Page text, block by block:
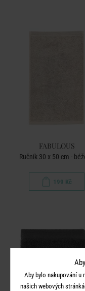
FABULOUS
Ručník 30 x 50 cm -
199 Kč
Aby bylo nakupování u
našich webových